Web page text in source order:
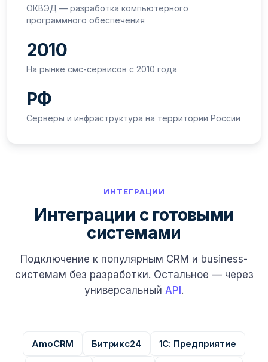
ОКВЭД — разработка компьютерного
программного обеспечения
2010
На рынке смс-сервисов с 2010 года
РФ
Серверы и инфраструктура на территории России
ИНТЕГРАЦИИ
Интеграции с готовыми
системами
Подключение к популярным CRM и business-
системам без разработки. Остальное — через
универсальный API .
AmoCRM Битрикс24 1С: Предприятие